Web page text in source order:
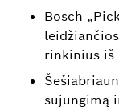
Bosch
rinkinius iš
sujungimą